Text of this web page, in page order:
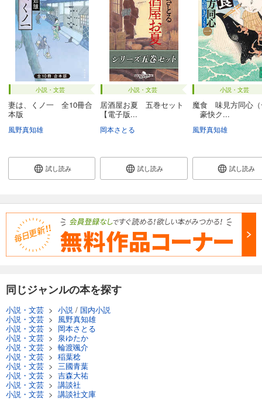
小説・文芸
妻は、くノ一 全10冊合
本版
風野真知雄
試し読み
小説・文芸
居酒屋お夏 五巻セット
【電子版...
岡本さとる
試し読み
小説・文芸
魔食 味見方同心（
豪快ク...
風野真知雄
試し読み
同じジャンルの本を探す
小説・文芸 > 小説 / 国内小説
小説・文芸 > 風野真知雄
小説・文芸 > 岡本さとる
小説・文芸 > 泉ゆたか
小説・文芸 > 輪渡颯介
小説・文芸 > 稲葉稔
小説・文芸 > 三國青葉
小説・文芸 > 吉森大祐
小説・文芸 > 講談社
小説・文芸 > 講談社文庫